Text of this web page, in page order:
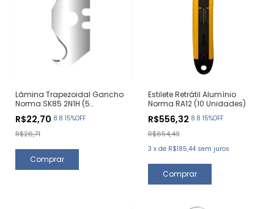
Lâmina Trapezoidal Gancho
Norma SK85 2N1H (5
R$22,70 8.8 15%OFF
R$26,71
Estilete Retrátil Alumínio
Norma RA12 (10 Unidades)
R$556,32 8.8 15%OFF
R$654,49
3 x de R$185,44 sem juros